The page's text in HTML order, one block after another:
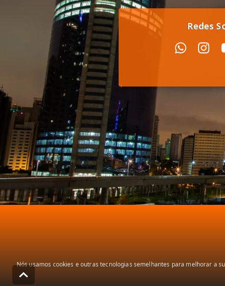
Redes
Nós usamos cookies e outras tecnologias semelhantes para melhorar a